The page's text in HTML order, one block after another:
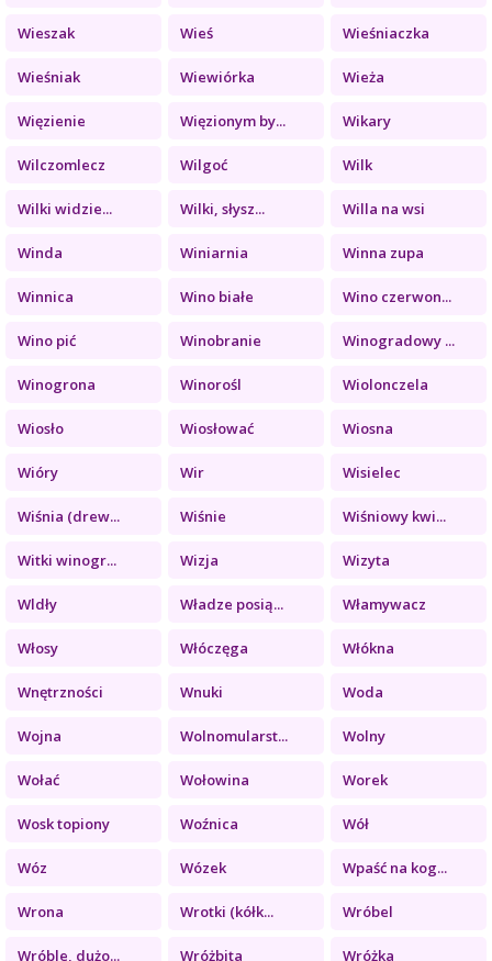
Wieszak Wieś Wieśniaczka
Wieśniak Wiewiórka Wieża
Więzienie Więzionym by... Wikary
Wilczomlecz Wilgoć Wilk
Wilki widzie... Wilki, słysz... Willa na wsi
Winda Winiarnia Winna zupa
Winnica Wino białe Wino czerwon...
Wino pić Winobranie Winogradowy ...
Winogrona Winorośl Wiolonczela
Wiosło Wiosłować Wiosna
Wióry Wir Wisielec
Wiśnia (drew... Wiśnie Wiśniowy kwi...
Witki winogr... Wizja Wizyta
Wldły Władze posią... Włamywacz
Włosy Włóczęga Włókna
Wnętrzności Wnuki Woda
Wojna Wolnomularst... Wolny
Wołać Wołowina Worek
Wosk topiony Woźnica Wół
Wóz Wózek Wpaść na kog...
Wrona Wrotki (kółk... Wróbel
Wróble, dużo... Wróżbita Wróżka